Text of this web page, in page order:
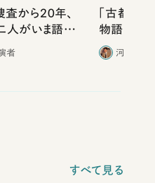
から20年、
がいま語り
者
「古都」
物語」に
河野有
すべて見る